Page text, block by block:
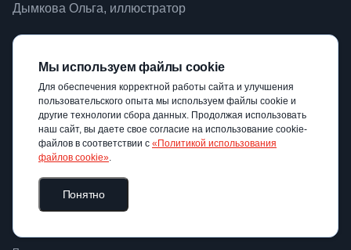
Дымкова Ольга, иллюстратор
КОНТАКТЫ
Россия, Москва, ул. Панфёрова, 14
prizma@mgpu.ru
городского педагогического университета
О нас
Мы используем файлы cookie
Для обеспечения корректной работы сайта и улучшения
пользовательского опыта мы используем файлы cookie и
другие технологии сбора данных. Продолжая использовать
наш сайт, вы даете свое согласие на использование cookie-
файлов в соответствии с «Политикой использования
файлов cookie».
Понятно